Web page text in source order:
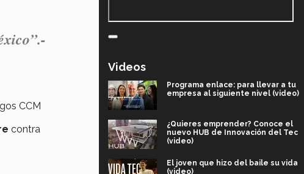
CCM
contra
Videos
Programa enlace: para llevar a tu
empresa al siguiente nivel (video)
¿Quieres emprender? Conoce el
nuevo HUB de Innovación del Tec
(video)
El joven que hizo del baile su vida
(video)